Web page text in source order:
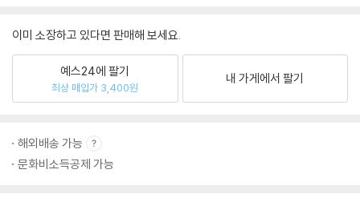
이미 소장하고 있다면 판매해 보세요.
예스24에 팔기
최상 매입가 3,400원
내 가게에서 팔기
해외배송 가능
문화비소득공제 가능